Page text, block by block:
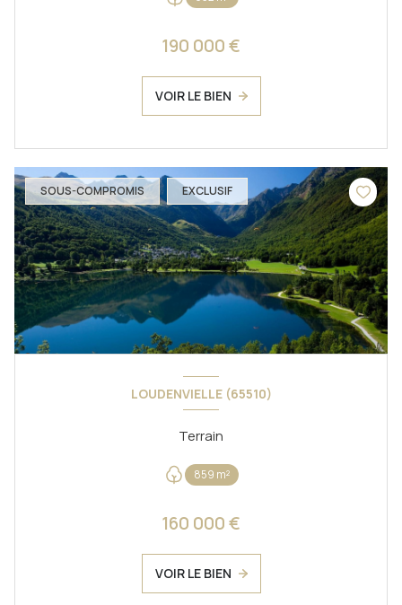
190 000 €
VOIR LE BIEN
SOUS-COMPROMIS EXCLUSIF
LOUDENVIELLE (65510)
Terrain
859 m²
160 000 €
VOIR LE BIEN